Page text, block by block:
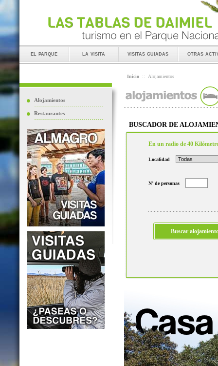
el parque la visita visitas guiadas otras
Alojamientos
Restaurantes
Inicio :: Alojamientos
BUSCADOR DE
En un radio de 40
Localidad
Nº de personas